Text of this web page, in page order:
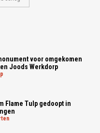
voor omgekomen
Joods Werkdorp
Flame Tulp gedoopt in